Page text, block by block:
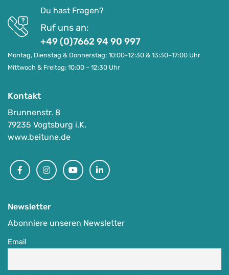
Du hast Fragen?
Ruf uns an:
+49 (0)7662 94 90 997
Montag, Dienstag & Donnerstag: 10:00-12:30 & 13:30–17:00 Uhr
Mittwoch & Freitag: 10:00 – 12:30 Uhr
Kontakt
Brunnenstr. 8
79235 Vogtsburg i.K.
www.beitune.de
FacebookInstagramYoutubeLinkedin
Newsletter
Abonniere unseren Newsletter
Email